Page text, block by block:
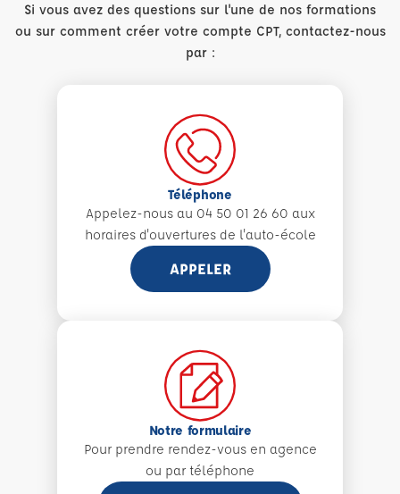
Si vous avez des questions sur l'une de nos formations
ou sur comment créer votre compte CPT, contactez-nous
par :
Téléphone
Appelez-nous au 04 50 01 26 60 aux
horaires d'ouvertures de l'auto-école
APPELER
Notre formulaire
Pour prendre rendez-vous en agence
ou par téléphone